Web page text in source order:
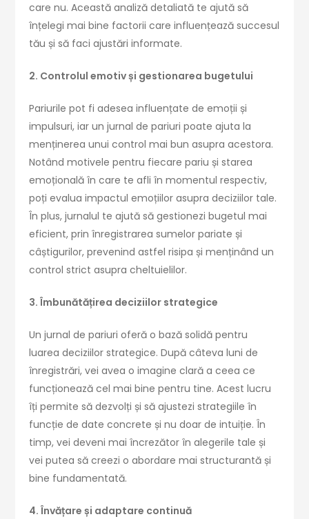
care nu. Această analiză detaliată te ajută să
înțelegi mai bine factorii care influențează succesul
tău și să faci ajustări informate.
2. Controlul emotiv și gestionarea bugetului
Pariurile pot fi adesea influențate de emoții și
impulsuri, iar un jurnal de pariuri poate ajuta la
menținerea unui control mai bun asupra acestora.
Notând motivele pentru fiecare pariu și starea
emoțională în care te afli în momentul respectiv,
poți evalua impactul emoțiilor asupra deciziilor tale.
În plus, jurnalul te ajută să gestionezi bugetul mai
eficient, prin înregistrarea sumelor pariate și
câștigurilor, prevenind astfel risipa și menținând un
control strict asupra cheltuielilor.
3. Îmbunătățirea deciziilor strategice
Un jurnal de pariuri oferă o bază solidă pentru
luarea deciziilor strategice. După câteva luni de
înregistrări, vei avea o imagine clară a ceea ce
funcționează cel mai bine pentru tine. Acest lucru
îți permite să dezvolți și să ajustezi strategiile în
funcție de date concrete și nu doar de intuiție. În
timp, vei deveni mai încrezător în alegerile tale și
vei putea să creezi o abordare mai structurantă și
bine fundamentată.
4. Învățare și adaptare continuă